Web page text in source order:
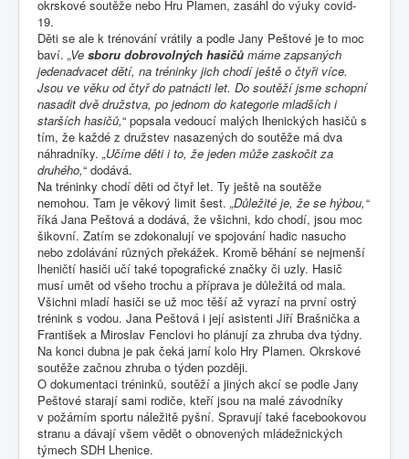
okrskové soutěže nebo Hru Plamen, zasáhl do výuky covid-
19.
Děti se ale k trénování vrátily a podle Jany Peštové je to moc
baví. „Ve sboru dobrovolných hasičů máme zapsaných
jedenadvacet dětí, na tréninky jich chodí ještě o čtyři více.
Jsou ve věku od čtyř do patnácti let. Do soutěží jsme schopní
nasadit dvě družstva, po jednom do kategorie mladších i
starších hasičů,“ popsala vedoucí malých lhenických hasičů s
tím, že každé z družstev nasazených do soutěže má dva
náhradníky. „Učíme děti i to, že jeden může zaskočit za
druhého,“ dodává.
Na tréninky chodí děti od čtyř let. Ty ještě na soutěže
nemohou. Tam je věkový limit šest. „Důležité je, že se hýbou,“
říká Jana Peštová a dodává, že všichni, kdo chodí, jsou moc
šikovní. Zatím se zdokonalují ve spojování hadic nasucho
nebo zdolávání různých překážek. Kromě běhání se nejmenší
lheničtí hasiči učí také topografické značky či uzly. Hasič
musí umět od všeho trochu a příprava je důležitá od mala.
Všichni mladí hasiči se už moc těší až vyrazí na první ostrý
trénink s vodou. Jana Peštová i její asistenti Jiří Brašnička a
František a Miroslav Fenclovi ho plánují za zhruba dva týdny.
Na konci dubna je pak čeká jarní kolo Hry Plamen. Okrskové
soutěže začnou zhruba o týden později.
O dokumentaci tréninků, soutěží a jiných akcí se podle Jany
Peštové starají sami rodiče, kteří jsou na malé závodníky
v požárním sportu náležitě pyšní. Spravují také facebookovou
stranu a dávají všem vědět o obnovených mládežnických
týmech SDH Lhenice.